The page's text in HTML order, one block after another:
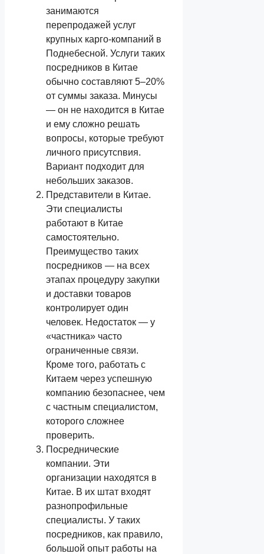
занимаются
перепродажей услуг
крупных карго-компаний в
Поднебесной. Услуги таких
посредников в Китае
обычно составляют 5–20%
от суммы заказа. Минусы
— он не находится в Китае
и ему сложно решать
вопросы, которые требуют
личного присутсnвия.
Вариант подходит для
небольших заказов.
Представители в Китае.
Эти специалисты
работают в Китае
самостоятельно.
Преимущество таких
посредников — на всех
этапах процедуру закупки
и доставки товаров
контролирует один
человек. Недостаток — у
«частника» часто
ограниченные связи.
Кроме того, работать с
Китаем через успешную
компанию безопаснее, чем
с частным специалистом,
которого сложнее
проверить.
Посреднические
компании. Эти
организации находятся в
Китае. В их штат входят
разнопрофильные
специалисты. У таких
посредников, как правило,
большой опыт работы на